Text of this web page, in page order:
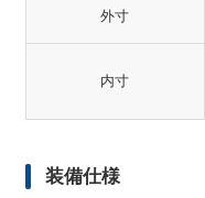
外寸
内寸
装備仕様